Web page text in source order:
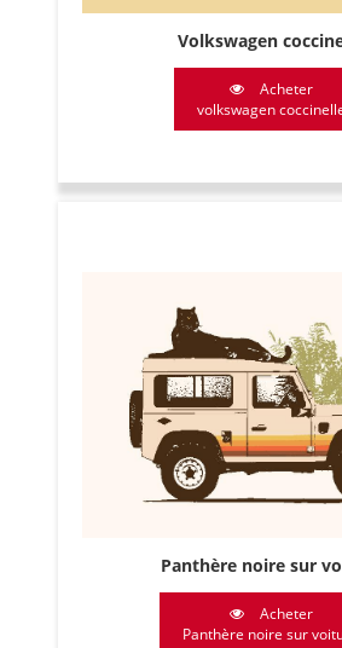
Volkswagen
Acheter
volkswagen
Panthère noire sur
Acheter
Panthère noire sur